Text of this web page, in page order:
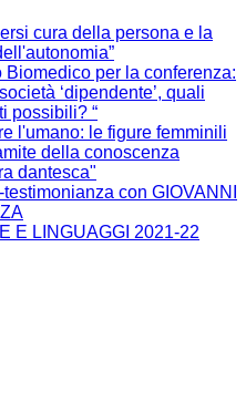
cura della persona e la
Biomedico per la conferenza:
‘dipendente’, quali
possibili? “
l'umano: le figure femminili
della conoscenza
dantesca"
testimonianza con GIOVANNI
E LINGUAGGI 2021-22